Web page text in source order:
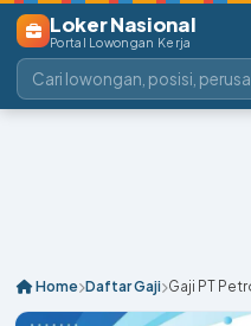
Loker Nasional
Portal Lowongan Kerja
Home Daftar Gaji Gaji PT